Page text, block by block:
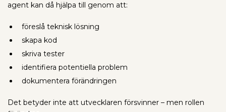
agent kan då hjälpa till genom att:
föreslå teknisk lösning
skapa kod
skriva tester
identifiera potentiella problem
dokumentera förändringen
Det betyder inte att utvecklaren försvinner – men rollen